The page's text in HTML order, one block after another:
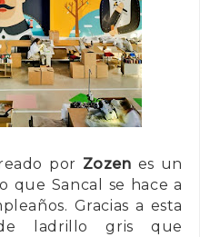
por Zozen es un
que Sancal se hace a
Gracias a esta
ladrillo gris que